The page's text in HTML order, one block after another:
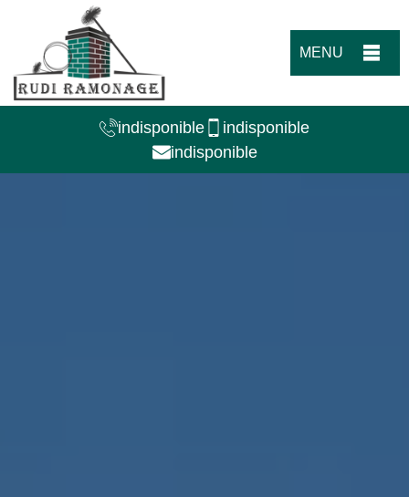
MENU
indisponible
indisponible
indisponible